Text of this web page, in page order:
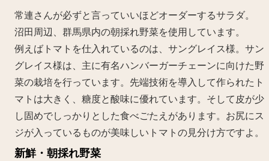
常連さんが必ずと言っていいほどオーダーするサラダ。
沼田周辺、群馬県内の朝採れ野菜を使用しています。
例えばトマトを仕入れているのは、サングレイス様。サン
グレイス様は、主に有名ハンバーガーチェーンに向けた野
菜の栽培を行っています。先端技術を導入して作られたト
マトは大きく、糖度と酸味に優れています。そして皮が少
し固めでしっかりとした食べごたえがあります。お尻にス
ジが入っているものが美味しいトマトの見分け方ですよ。
新鮮・朝採れ野菜